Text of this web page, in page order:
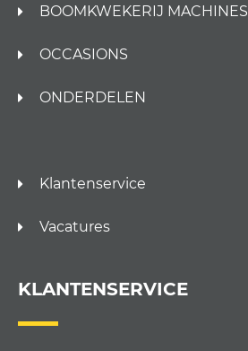
BOOMKWEKERIJ MACHINES
OCCASIONS
ONDERDELEN
Klantenservice
Vacatures
KLANTENSERVICE